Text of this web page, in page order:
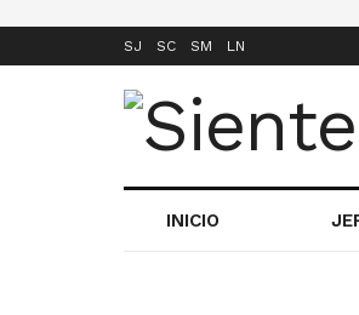
SJ SC SM LN
INICIO